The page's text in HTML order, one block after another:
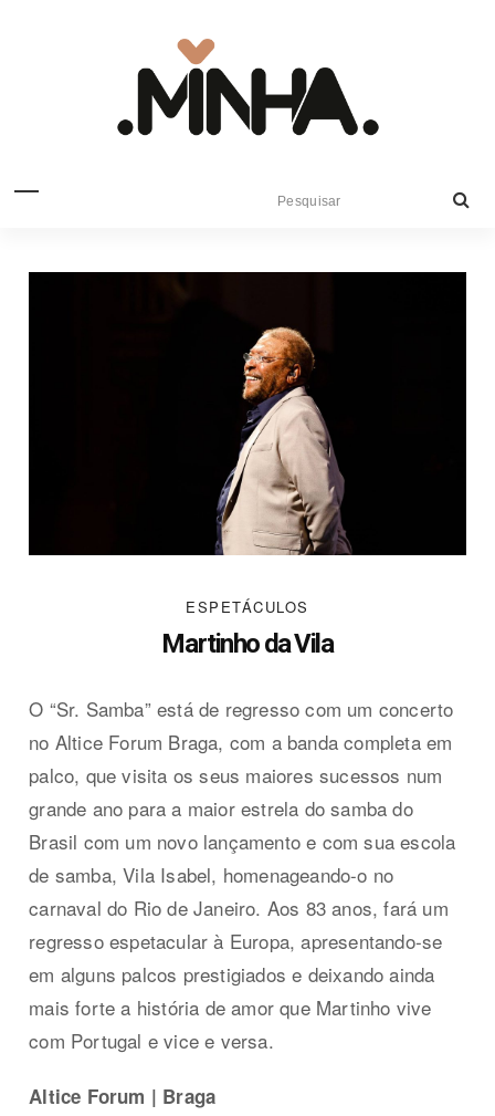
ESPETÁCULOS
Martinho da Vila
O “Sr. Samba” está de regresso com um concerto
no Altice Forum Braga, com a banda completa em
palco, que visita os seus maiores sucessos num
grande ano para a maior estrela do samba do
Brasil com um novo lançamento e com sua escola
de samba, Vila Isabel, homenageando-o no
carnaval do Rio de Janeiro. Aos 83 anos, fará um
regresso espetacular à Europa, apresentando-se
em alguns palcos prestigiados e deixando ainda
mais forte a história de amor que Martinho vive
com Portugal e vice e versa.
Altice Forum | Braga